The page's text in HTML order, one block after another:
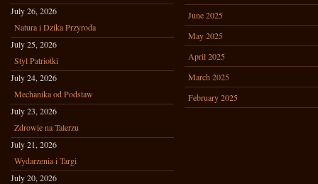
July 26, 2026
Natura i Dzika Przyroda
July 25, 2026
Styl Patriotki
July 24, 2026
Mechanika od Podstaw
July 23, 2026
Zdrowie na Talerzu
July 21, 2026
Wydarzenia i Targi
July 20, 2026
June 2025
May 2025
April 2025
March 2025
February 2025